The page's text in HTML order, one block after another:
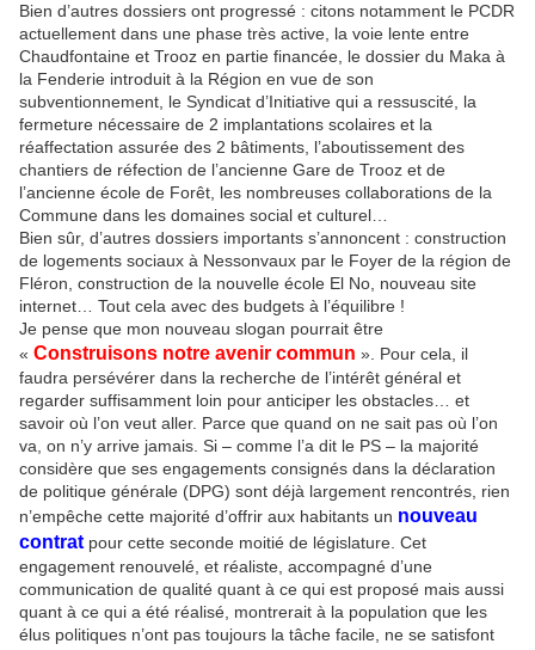
Bien d’autres dossiers ont progressé : citons notamment le PCDR
actuellement dans une phase très active, la voie lente entre
Chaudfontaine et Trooz en partie financée, le dossier du Maka à
la Fenderie introduit à la Région en vue de son
subventionnement, le Syndicat d’Initiative qui a ressuscité, la
fermeture nécessaire de 2 implantations scolaires et la
réaffectation assurée des 2 bâtiments, l’aboutissement des
chantiers de réfection de l’ancienne Gare de Trooz et de
l’ancienne école de Forêt, les nombreuses collaborations de la
Commune dans les domaines social et culturel…
Bien sûr, d’autres dossiers importants s’annoncent : construction
de logements sociaux à Nessonvaux par le Foyer de la région de
Fléron, construction de la nouvelle école El No, nouveau site
internet… Tout cela avec des budgets à l’équilibre !
Je pense que mon nouveau slogan pourrait être
« Construisons notre avenir commun ». Pour cela, il
faudra persévérer dans la recherche de l’intérêt général et
regarder suffisamment loin pour anticiper les obstacles… et
savoir où l’on veut aller. Parce que quand on ne sait pas où l’on
va, on n’y arrive jamais. Si – comme l’a dit le PS – la majorité
considère que ses engagements consignés dans la déclaration
de politique générale (DPG) sont déjà largement rencontrés, rien
n’empêche cette majorité d’offrir aux habitants un nouveau
contrat pour cette seconde moitié de législature. Cet
engagement renouvelé, et réaliste, accompagné d’une
communication de qualité quant à ce qui est proposé mais aussi
quant à ce qui a été réalisé, montrerait à la population que les
élus politiques n’ont pas toujours la tâche facile, ne se satisfont